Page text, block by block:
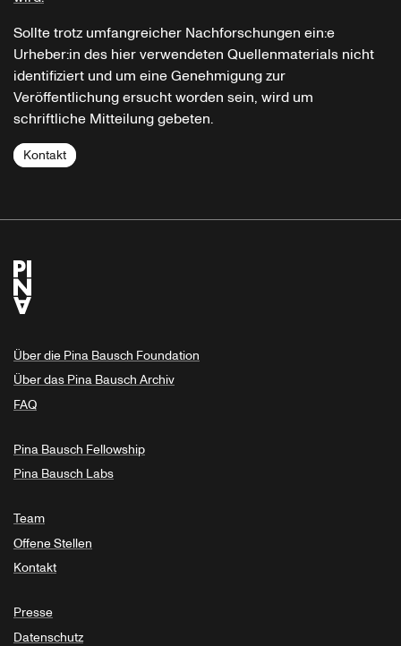
Sollte trotz umfangreicher Nachforschungen ein:e
Urheber:in des hier verwendeten Quellenmaterials nicht
identifiziert und um eine Genehmigung zur
Veröffentlichung ersucht worden sein, wird um
schriftliche Mitteilung gebeten.
Kontakt
Über die Pina Bausch Foundation
Über das Pina Bausch Archiv
FAQ
Pina Bausch Fellowship
Pina Bausch Labs
Team
Offene Stellen
Kontakt
Presse
Datenschutz